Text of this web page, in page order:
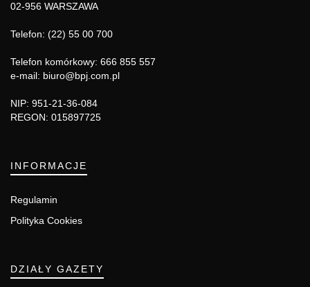
02-956 WARSZAWA
Telefon: (22) 55 00 700
Telefon komórkowy: 666 855 557
e-mail: biuro@bpj.com.pl
NIP: 951-21-36-084
REGON: 015897725
INFORMACJE
Regulamin
Polityka Cookies
DZIAŁY GAZETY